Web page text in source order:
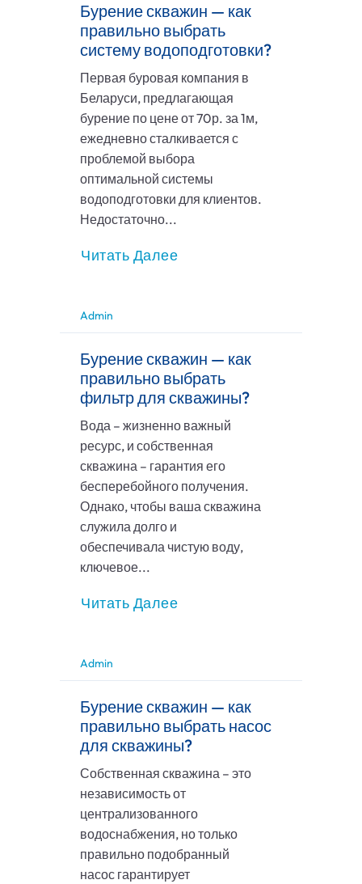
Бурение скважин — как
правильно выбрать
систему водоподготовки?
Первая буровая компания в
Беларуси, предлагающая
бурение по цене от 70р. за 1м,
ежедневно сталкивается с
проблемой выбора
оптимальной системы
водоподготовки для клиентов.
Недостаточно...
Читать Далее
Admin
Бурение скважин — как
правильно выбрать
фильтр для скважины?
Вода – жизненно важный
ресурс, и собственная
скважина – гарантия его
бесперебойного получения.
Однако, чтобы ваша скважина
служила долго и
обеспечивала чистую воду,
ключевое...
Читать Далее
Admin
Бурение скважин — как
правильно выбрать насос
для скважины?
Собственная скважина – это
независимость от
централизованного
водоснабжения, но только
правильно подобранный
насос гарантирует